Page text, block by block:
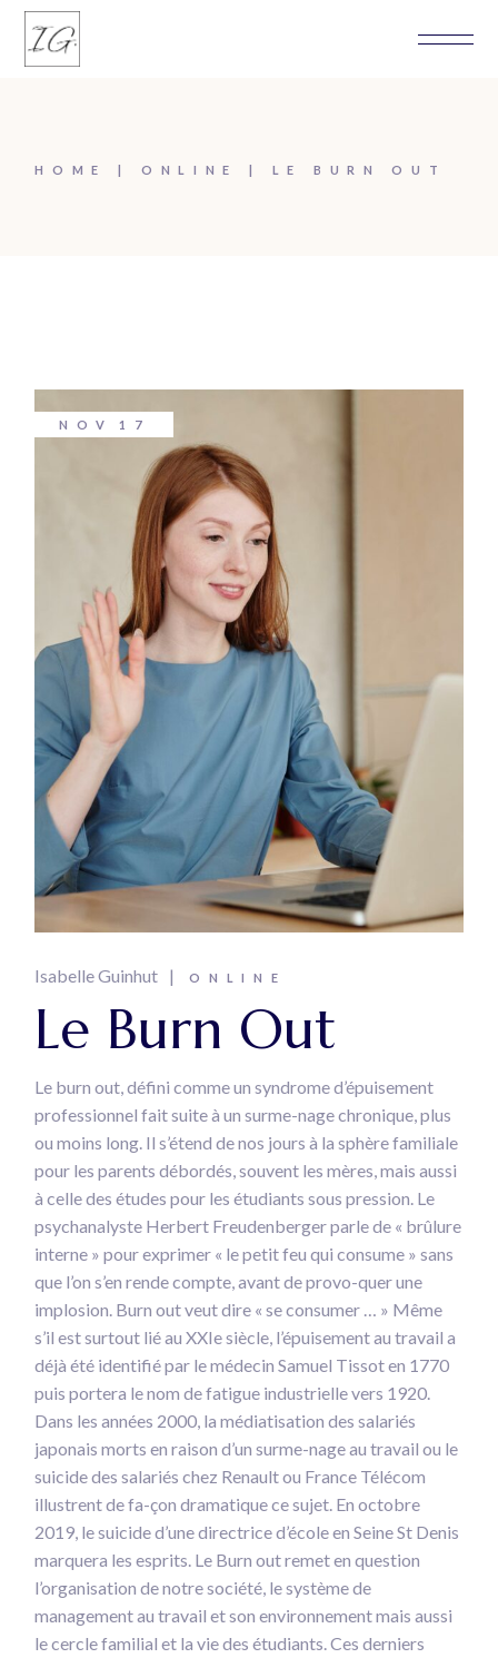
HOME ONLINE LE BURN OUT
NOV 17
Isabelle Guinhut ONLINE
Le Burn Out
Le burn out, défini comme un syndrome d’épuisement
professionnel fait suite à un surme-nage chronique, plus
ou moins long. Il s’étend de nos jours à la sphère familiale
pour les parents débordés, souvent les mères, mais aussi
à celle des études pour les étudiants sous pression. Le
psychanalyste Herbert Freudenberger parle de « brûlure
interne » pour exprimer « le petit feu qui consume » sans
que l’on s’en rende compte, avant de provo-quer une
implosion. Burn out veut dire « se consumer … » Même
s’il est surtout lié au XXIe siècle, l’épuisement au travail a
déjà été identifié par le médecin Samuel Tissot en 1770
puis portera le nom de fatigue industrielle vers 1920.
Dans les années 2000, la médiatisation des salariés
japonais morts en raison d’un surme-nage au travail ou le
suicide des salariés chez Renault ou France Télécom
illustrent de fa-çon dramatique ce sujet. En octobre
2019, le suicide d’une directrice d’école en Seine St Denis
marquera les esprits. Le Burn out remet en question
l’organisation de notre société, le système de
management au travail et son environnement mais aussi
le cercle familial et la vie des étudiants. Ces derniers